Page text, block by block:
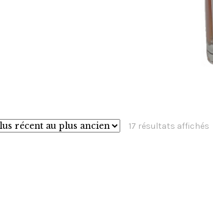
17 résultats affichés